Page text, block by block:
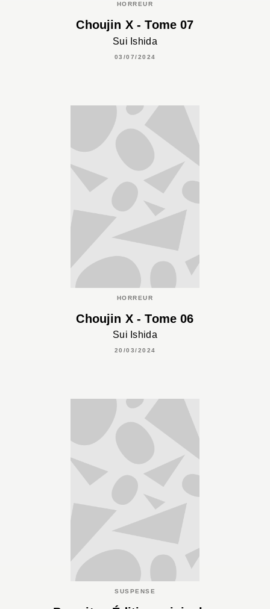
HORREUR
Choujin X - Tome 07
Sui Ishida
03/07/2024
HORREUR
Choujin X - Tome 06
Sui Ishida
20/03/2024
SUSPENSE